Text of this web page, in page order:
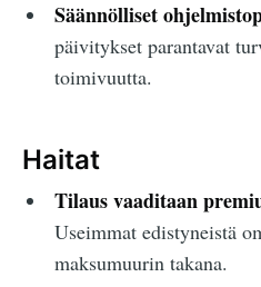
Säännölliset
päivitykset parantavat
toimivuutta.
Haitat
Tilaus vaaditaan
Useimmat edistyneistä
maksumuurin takana.